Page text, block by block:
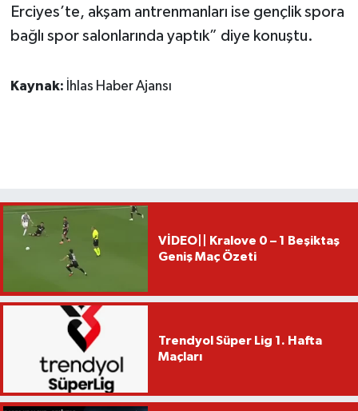
Erciyes’te, akşam antrenmanları ise gençlik spora
bağlı spor salonlarında yaptık” diye konuştu.
Kaynak: İhlas Haber Ajansı
VİDEO|| Kralove 0 – 1 Beşiktaş
Geniş Maç Özeti
Trendyol Süper Lig 1. Hafta
Maçları